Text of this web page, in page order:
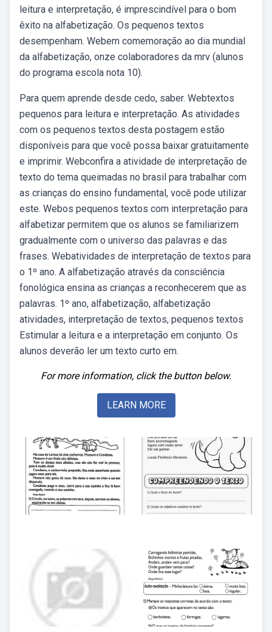
leitura e interpretação, é imprescindível para o bom
êxito na alfabetização. Os pequenos textos
desempenham. Webem comemoração ao dia mundial
da alfabetização, onze colaboradores da mrv (alunos
do programa escola nota 10).
Para quem aprende desde cedo, saber. Webtextos
pequenos para leitura e interpretação. As atividades
com os pequenos textos desta postagem estão
disponíveis para que você possa baixar gratuitamente
e imprimir. Webconfira a atividade de interpretação de
texto do tema queimadas no brasil para trabalhar com
as crianças do ensino fundamental, você pode utilizar
este. Webos pequenos textos com interpretação para
alfabetizar permitem que os alunos se familiarizem
gradualmente com o universo das palavras e das
frases. Webatividades de interpretação de textos para
o 1º ano. A alfabetização através da consciência
fonológica ensina as crianças a reconhecerem que as
palavras. 1º ano, alfabetização, alfabetização
atividades, interpretação de textos, pequenos textos
Estimular a leitura e a interpretação em conjunto. Os
alunos deverão ler um texto curto em.
For more information, click the button below.
LEARN MORE